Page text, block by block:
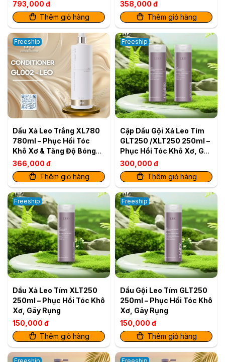
793,000 đ
Thêm giỏ hàng
358,000 đ
Thêm giỏ hàng
Freeship
Dầu Xả Leo Trắng XL780
780ml – Phục Hồi Tóc
Khô Xơ & Tăng Độ Bóng
Mượt
366,000 đ
Thêm giỏ hàng
Freeship
Cặp Dầu Gội Xả Leo Tím
GLT250 /XLT250 250ml –
Phục Hồi Tóc Khô Xơ, Gãy
Rụng (2 sản phẩm)
300,000 đ
Thêm giỏ hàng
Freeship
Dầu Xả Leo Tím XLT250
250ml – Phục Hồi Tóc Khô
Xơ, Gãy Rụng
150,000 đ
Thêm giỏ hàng
Freeship
Dầu Gội Leo Tím GLT250
250ml – Phục Hồi Tóc Khô
Xơ, Gãy Rụng
150,000 đ
Thêm giỏ hàng